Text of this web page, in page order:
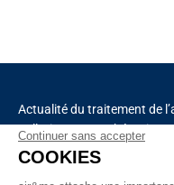
Actualité du traitement de
pollution, aromathérapie,
et de purification de l’air,
Continuer sans accepter
COOKIES